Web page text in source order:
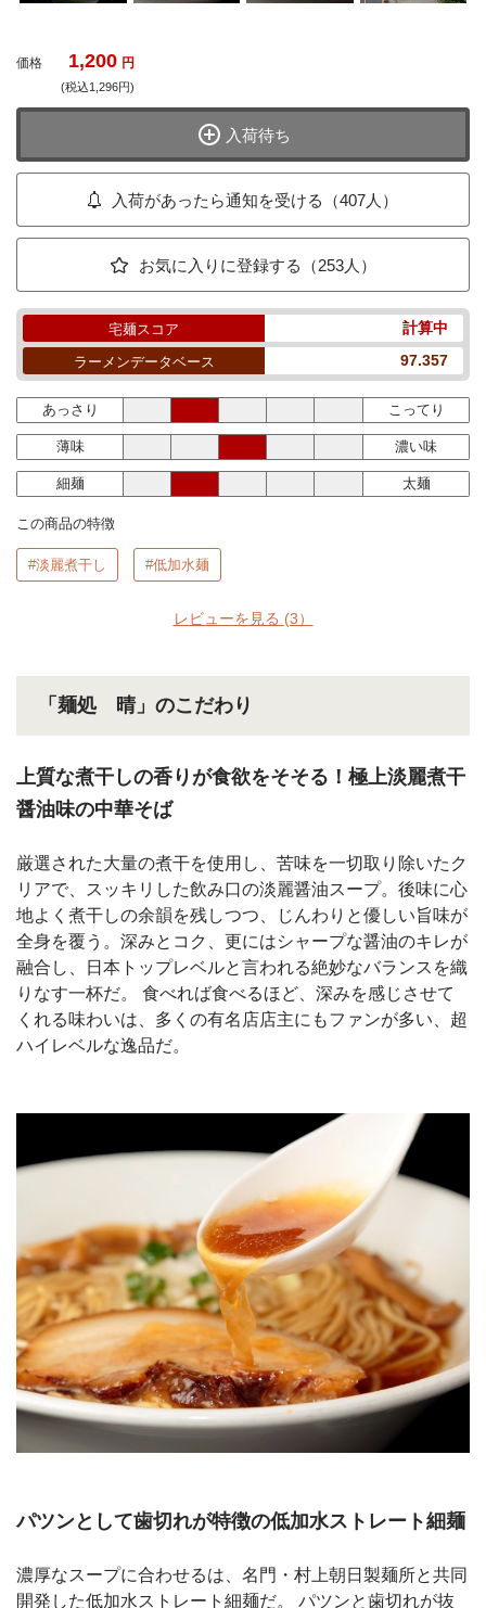
価格 1,200 円
(税込1,296円)
入荷待ち
入荷があったら通知を受ける（407人）
お気に入りに登録する（253人）
宅麺スコア 計算中
ラーメンデータベース 97.357
あっさり こってり
薄味 濃い味
細麺 太麺
この商品の特徴
#淡麗煮干し #低加水麺
レビューを見る (3）
「麺処 晴」のこだわり
上質な煮干しの香りが食欲をそそる！極上淡麗煮干
醤油味の中華そば
厳選された大量の煮干を使用し、苦味を一切取り除いたク
リアで、スッキリした飲み口の淡麗醤油スープ。後味に心
地よく煮干しの余韻を残しつつ、じんわりと優しい旨味が
全身を覆う。深みとコク、更にはシャープな醤油のキレが
融合し、日本トップレベルと言われる絶妙なバランスを織
りなす一杯だ。 食べれば食べるほど、深みを感じさせて
くれる味わいは、多くの有名店店主にもファンが多い、超
ハイレベルな逸品だ。
パツンとして歯切れが特徴の低加水ストレート細麺
濃厚なスープに合わせるは、名門・村上朝日製麺所と共同
開発した低加水ストレート細麺だ。 パツンと歯切れが抜